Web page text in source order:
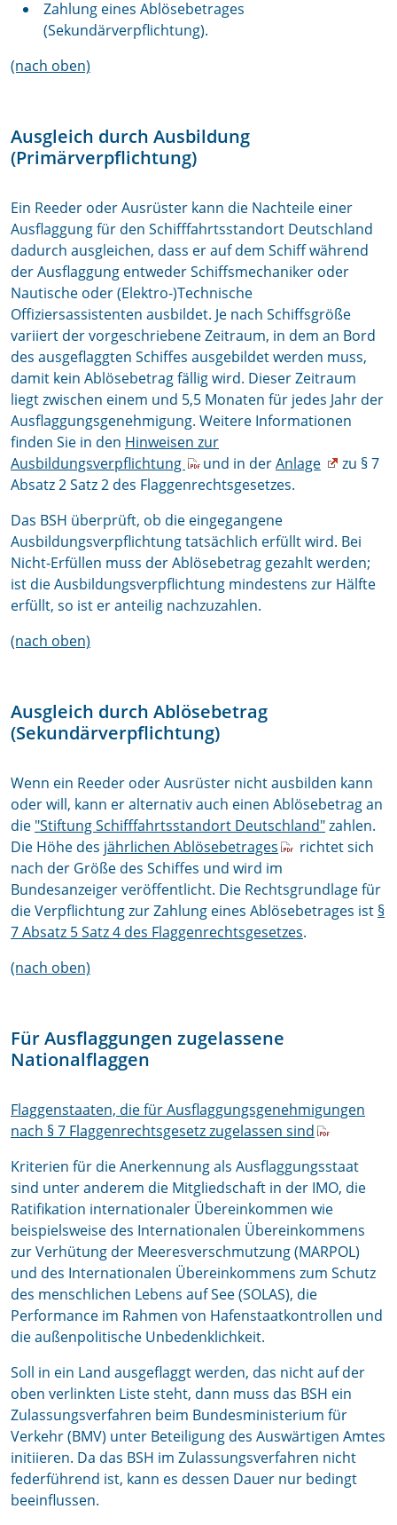
Zahlung eines Ablösebetrages
(Sekundärverpflichtung).
(nach oben)
Ausgleich durch Ausbildung
(Primärverpflichtung)
Ein Reeder oder Ausrüster kann die Nachteile einer
Ausflaggung für den Schifffahrtsstandort Deutschland
dadurch ausgleichen, dass er auf dem Schiff während
der Ausflaggung entweder Schiffsmechaniker oder
Nautische oder (Elektro-)Technische
Offiziersassistenten ausbildet. Je nach Schiffsgröße
variiert der vorgeschriebene Zeitraum, in dem an Bord
des ausgeflaggten Schiffes ausgebildet werden muss,
damit kein Ablösebetrag fällig wird. Dieser Zeitraum
liegt zwischen einem und 5,5 Monaten für jedes Jahr der
Ausflaggungsgenehmigung. Weitere Informationen
finden Sie in den Hinweisen zur
Ausbildungsverpflichtung
und in derAnlage
zu § 7
Absatz 2 Satz 2 des Flaggenrechtsgesetzes.
Das BSH überprüft, ob die eingegangene
Ausbildungsverpflichtung tatsächlich erfüllt wird. Bei
Nicht-Erfüllen muss der Ablösebetrag gezahlt werden;
ist die Ausbildungsverpflichtung mindestens zur Hälfte
erfüllt, so ist er anteilig nachzuzahlen.
(nach oben)
Ausgleich durch Ablösebetrag
(Sekundärverpflichtung)
Wenn ein Reeder oder Ausrüster nicht ausbilden kann
oder will, kann er alternativ auch einen Ablösebetrag an
die "Stiftung Schifffahrtsstandort Deutschland"zahlen.
Die Höhe des jährlichen Ablösebetrages
richtet sich
nach der Größe des Schiffes und wird im
Bundesanzeiger veröffentlicht. Die Rechtsgrundlage für
die Verpflichtung zur Zahlung eines Ablösebetrages ist §
7 Absatz 5 Satz 4 des Flaggenrechtsgesetzes.
(nach oben)
Für Ausflaggungen zugelassene
Nationalflaggen
Flaggenstaaten, die für Ausflaggungsgenehmigungen
nach § 7 Flaggenrechtsgesetz zugelassen sind
Kriterien für die Anerkennung als Ausflaggungsstaat
sind unter anderem die Mitgliedschaft in der IMO, die
Ratifikation internationaler Übereinkommen wie
beispielsweise des Internationalen Übereinkommens
zur Verhütung der Meeresverschmutzung (MARPOL)
und des Internationalen Übereinkommens zum Schutz
des menschlichen Lebens auf See (SOLAS), die
Performance im Rahmen von Hafenstaatkontrollen und
die außenpolitische Unbedenklichkeit.
Soll in ein Land ausgeflaggt werden, das nicht auf der
oben verlinkten Liste steht, dann muss das BSH ein
Zulassungsverfahren beim Bundesministerium für
Verkehr (BMV) unter Beteiligung des Auswärtigen Amtes
initiieren. Da das BSH im Zulassungsverfahren nicht
federführend ist, kann es dessen Dauer nur bedingt
beeinflussen.